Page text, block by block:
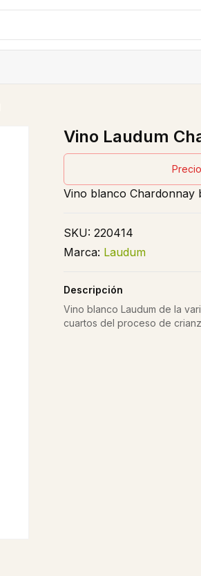
Vino Laudum
Vino blanco Chardonnay
SKU: 220414
Marca: Laudum
Descripción
Vino blanco Laudum de la
cuartos del proceso de